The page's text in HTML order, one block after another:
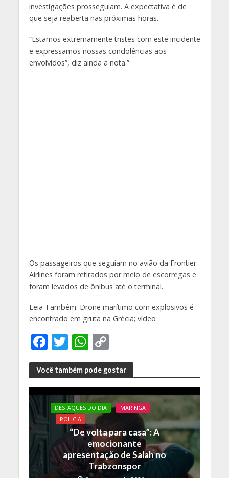
investigações prosseguiam. A expectativa é de
que seja reaberta nas próximas horas.
“Estamos extremamente tristes com este incidente
e expressamos nossas condolências aos
envolvidos”, diz ainda a nota.”
Os passageiros que seguiam no avião da Frontier
Airlines foram retirados por meio de escorregas e
foram levados de ônibus até o terminal.
Leia Também: Drone marítimo com explosivos é
encontrado em gruta na Grécia; vídeo
F
ac
e
b
o
o
T
w
itt
er
W
h
at
s
A
p
p
C
o
p
y
Li
k
Você também pode gostar
DESTAQUES DO DIA
MARINGA
POLICIA
“De volta para casa”: A
emocionante
apresentação de Salah no
Trabzonspor